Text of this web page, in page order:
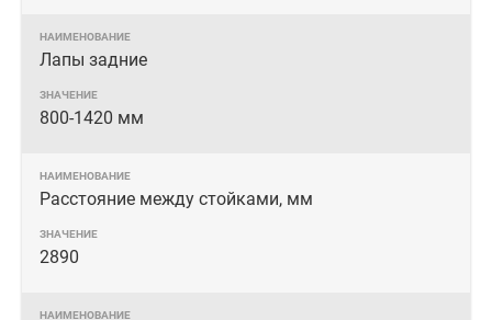
Лапы задние
800-1420 мм
Расстояние между стойками, мм
2890